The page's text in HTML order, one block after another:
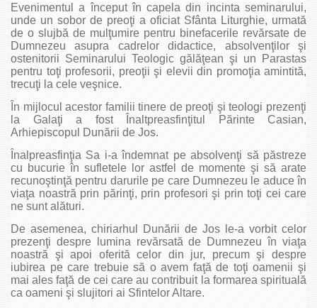
Evenimentul a început în capela din incinta seminarului,
unde un sobor de preoţi a oficiat Sfânta Liturghie, urmată
de o slujbă de mulţumire pentru binefacerile revărsate de
Dumnezeu asupra cadrelor didactice, absolvenţilor şi
ostenitorii Seminarului Teologic gălăţean şi un Parastas
pentru toţi profesorii, preoţii şi elevii din promoţia amintită,
trecuţi la cele veşnice.
În mijlocul acestor familii tinere de preoţi şi teologi prezenţi
la Galaţi a fost Înaltpreasfinţitul Părinte Casian,
Arhiepiscopul Dunării de Jos.
Înalpreasfinţia Sa i-a îndemnat pe absolvenţi să păstreze
cu bucurie în sufletele lor astfel de momente şi să arate
recunoştinţă pentru darurile pe care Dumnezeu le aduce în
viaţa noastră prin părinţi, prin profesori şi prin toţi cei care
ne sunt alături.
De asemenea, chiriarhul Dunării de Jos le-a vorbit celor
prezenţi despre lumina revărsată de Dumnezeu în viaţa
noastră şi apoi oferită celor din jur, precum şi despre
iubirea pe care trebuie să o avem faţă de toţi oamenii şi
mai ales faţă de cei care au contribuit la formarea spirituală
ca oameni şi slujitori ai Sfintelor Altare.